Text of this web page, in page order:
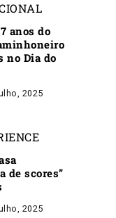
anos do
no Dia do
2025
de scores”
2025